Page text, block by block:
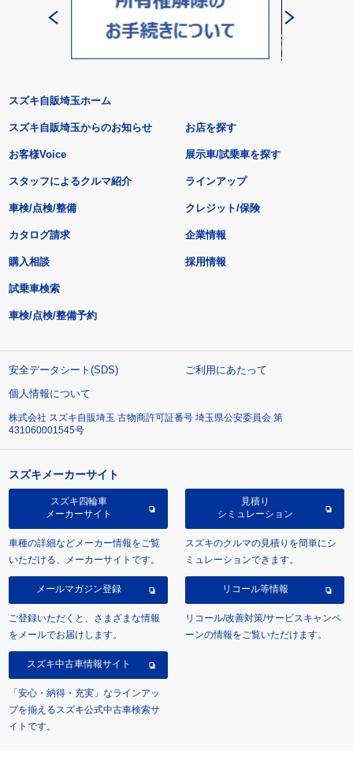
スズキ自販埼玉ホーム
スズキ自販埼玉からのお知らせ
お客様Voice
スタッフによるクルマ紹介
お店を探す
展示車/試乗車を探す
ラインアップ
車検/点検/整備 クレジット/保険
カタログ請求
購入相談
試乗車検索
車検/点検/整備予約
企業情報
採用情報
安全データシート(SDS)
ご利用にあたって
個人情報について
株式会社 スズキ自販埼玉 古物商許可証番号 埼玉県公安委員会 第
431060001545号
スズキメーカーサイト
スズキ四輪車
メーカーサイト
車種の詳細などメーカー情報をご覧
いただける、メーカーサイトです。
見積り
シミュレーション
スズキのクルマの見積りを簡単にシ
ミュレーションできます。
メールマガジン登録
ご登録いただくと、さまざまな情報
をメールでお届けします。
リコール等情報
リコール/改善対策/サービスキャンペ
ーンの情報をご覧いただけます。
スズキ中古車情報サイト
「安心・納得・充実」なラインアッ
プを揃えるスズキ公式中古車検索サ
イトです。